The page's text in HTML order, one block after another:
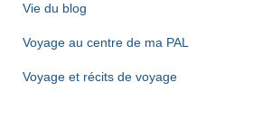
Vie du blog
Voyage au centre de ma PAL
Voyage et récits de voyage